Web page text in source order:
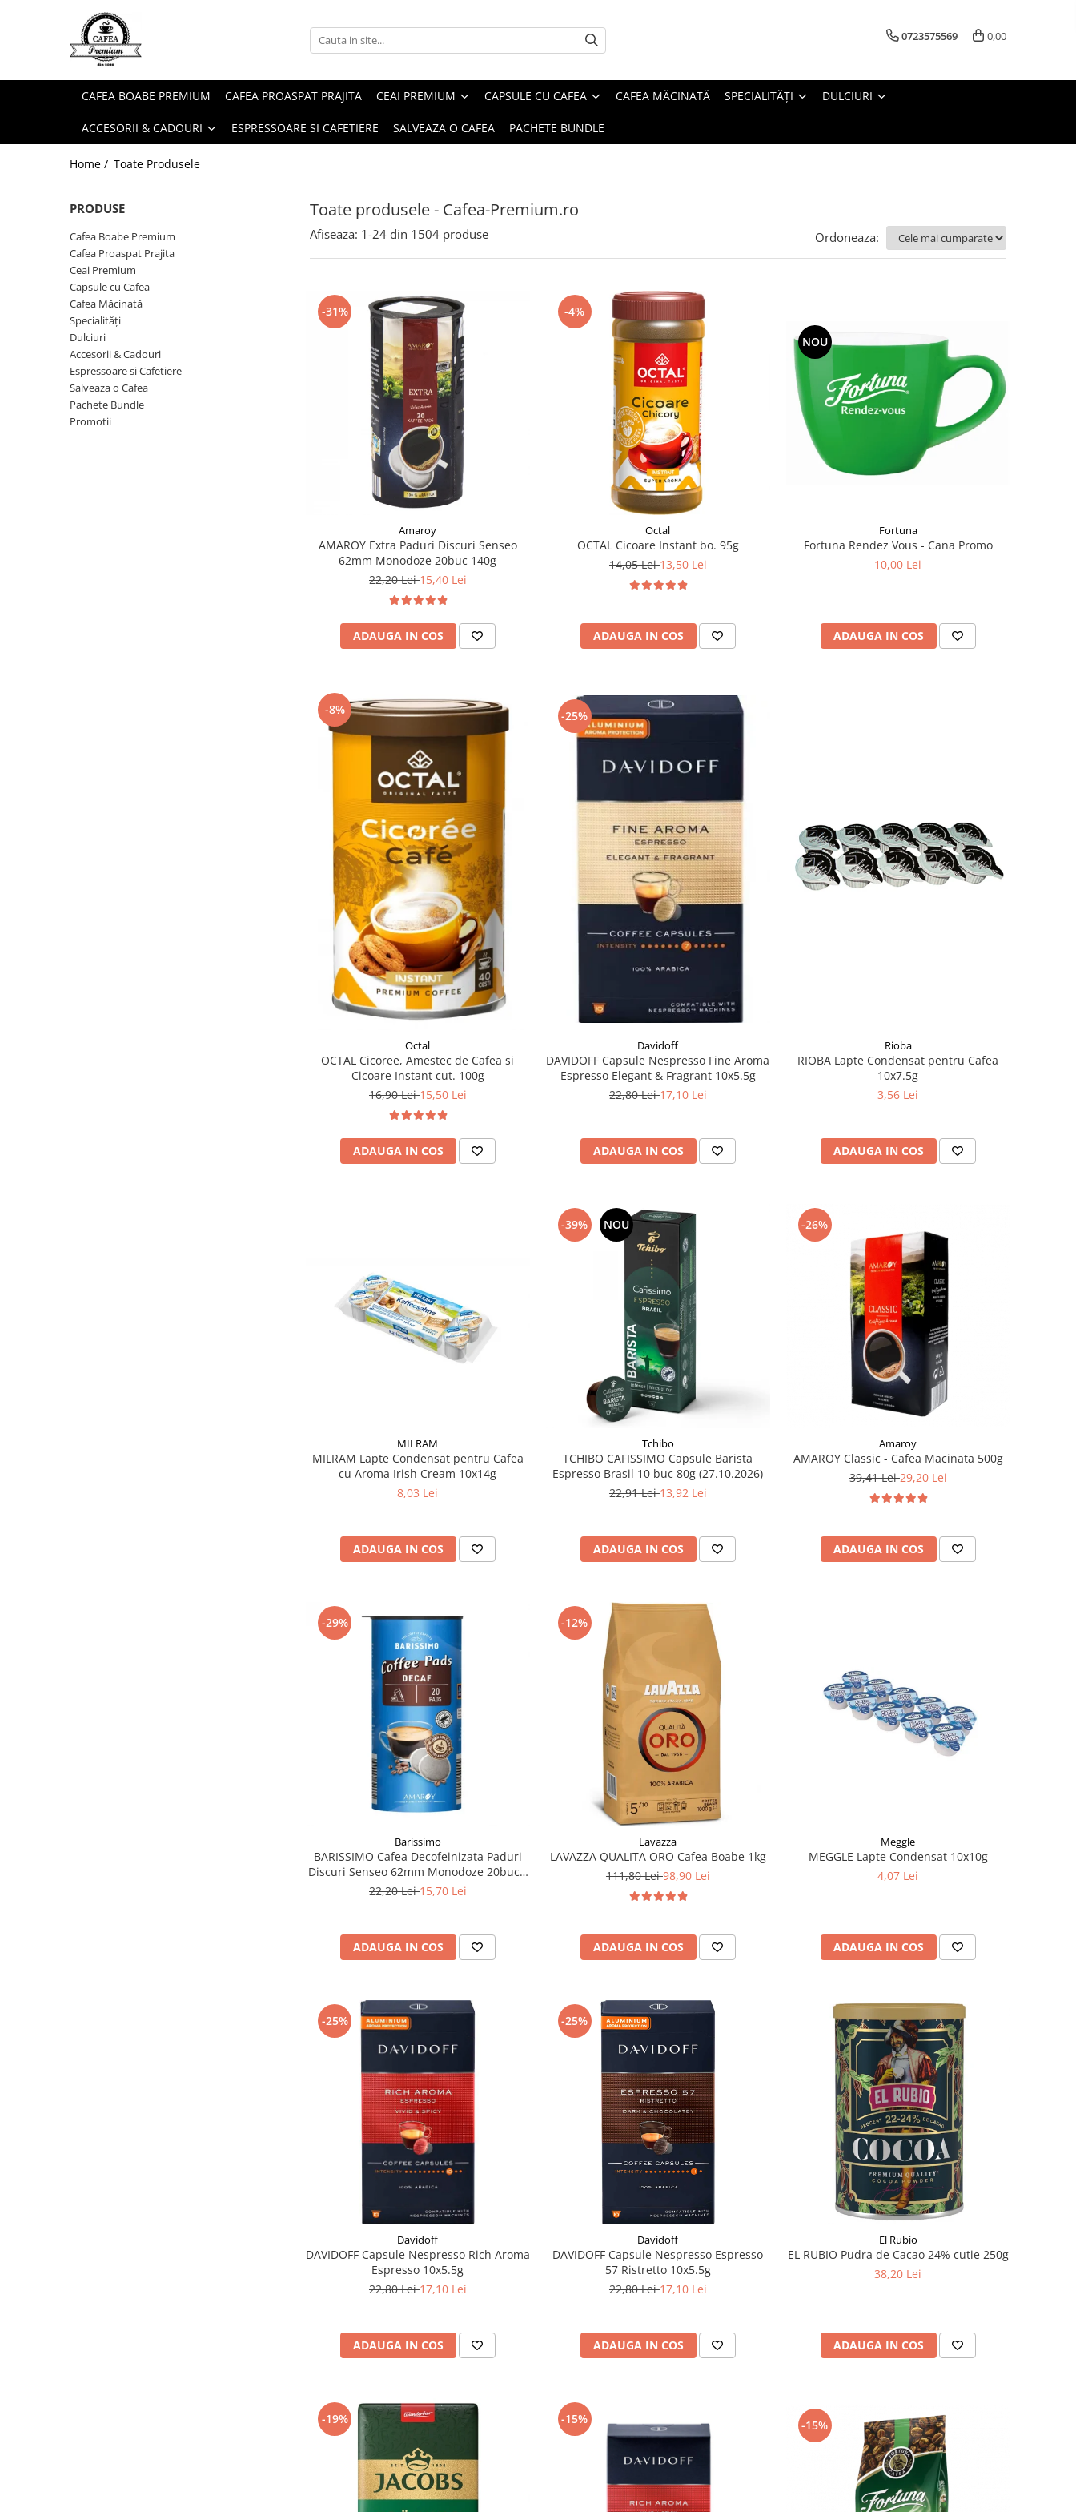
Ceai Premium
Capsule cu Cafea
Specialități
Ciocolată Caldă / Cappuccino
Dulciuri
Ciocolata & Praline
Dropsuri/Jeleuri
Guma de Mestecat
Napolitane
Nuci, Alune si Fructe Deshidratate
Prajituri Ambalate
Accesorii & Cadouri
Lapte pentru Cafea
Pahare / Capace / Palete
Ulei și Oțet
Ustensile Diverse
Zahăr, Miere & Îndulcitori
0723575569 0,00
CAFEA BOABE PREMIUM CAFEA PROASPAT PRAJITA CEAI PREMIUM CAPSULE CU CAFEA CAFEA MĂCINATĂ SPECIALITĂȚI DULCIURI
ACCESORII & CADOURI ESPRESSOARE SI CAFETIERE SALVEAZA O CAFEA PACHETE BUNDLE
Home / Toate Produsele
Toate produsele - Cafea-Premium.ro
PRODUSE
Cafea Boabe Premium
Cafea Proaspat Prajita
Ceai Premium
Capsule cu Cafea
Cafea Măcinată
Specialități
Dulciuri
Accesorii & Cadouri
Espressoare si Cafetiere
Salveaza o Cafea
Pachete Bundle
Promotii
Afiseaza: 1-24 din 1504 produse Ordoneaza:
-31%
Amaroy
AMAROY Extra Paduri Discuri Senseo
62mm Monodoze 20buc 140g
22,20 Lei15,40 Lei
ADAUGA IN COS
-4%
Octal
OCTAL Cicoare Instant bo. 95g
14,05 Lei13,50 Lei
ADAUGA IN COS
NOU
Fortuna
Fortuna Rendez Vous - Cana Promo
10,00 Lei
ADAUGA IN COS
-8%
Octal
OCTAL Cicoree, Amestec de Cafea si
Cicoare Instant cut. 100g
16,90 Lei15,50 Lei
ADAUGA IN COS
-25%
Davidoff
DAVIDOFF Capsule Nespresso Fine Aroma
Espresso Elegant & Fragrant 10x5.5g
22,80 Lei17,10 Lei
ADAUGA IN COS
Rioba
RIOBA Lapte Condensat pentru Cafea
10x7.5g
3,56 Lei
ADAUGA IN COS
MILRAM
MILRAM Lapte Condensat pentru Cafea
cu Aroma Irish Cream 10x14g
8,03 Lei
ADAUGA IN COS
-39% NOU
Tchibo
TCHIBO CAFISSIMO Capsule Barista
Espresso Brasil 10 buc 80g (27.10.2026)
22,91 Lei13,92 Lei
ADAUGA IN COS
-26%
Amaroy
AMAROY Classic - Cafea Macinata 500g
39,41 Lei29,20 Lei
ADAUGA IN COS
-29%
Barissimo
BARISSIMO Cafea Decofeinizata Paduri
Discuri Senseo 62mm Monodoze 20buc -
140g
22,20 Lei15,70 Lei
ADAUGA IN COS
-12%
Lavazza
LAVAZZA QUALITA ORO Cafea Boabe 1kg
111,80 Lei98,90 Lei
ADAUGA IN COS
Meggle
MEGGLE Lapte Condensat 10x10g
4,07 Lei
ADAUGA IN COS
-25%
Davidoff
DAVIDOFF Capsule Nespresso Rich Aroma
Espresso 10x5.5g
22,80 Lei17,10 Lei
ADAUGA IN COS
-25%
Davidoff
DAVIDOFF Capsule Nespresso Espresso
57 Ristretto 10x5.5g
22,80 Lei17,10 Lei
ADAUGA IN COS
El Rubio
EL RUBIO Pudra de Cacao 24% cutie 250g
38,20 Lei
ADAUGA IN COS
-19% -15% -15%